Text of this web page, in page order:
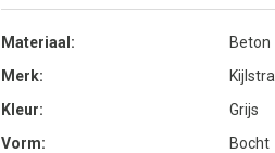
Materiaal
Beton
Merk
Kijlstra
Kleur
Grijs
Vorm
Bocht